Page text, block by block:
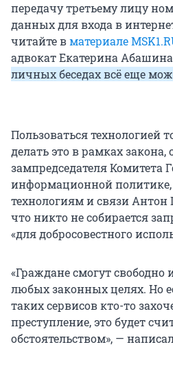
передачу третьему лицу
данных для входа в
читайте вматериале
адвокат Екатерина
личных беседах всё еще
Пользоваться технологией
делать это в рамках
зампредседателя Комитета
информационной
технологиям и связи Антон
что никто не собирается
«для добросовестного
«Граждане смогут свободно
любых законных целях. Но
таких сервисов кто-то
преступление, это будет
обстоятельством», —